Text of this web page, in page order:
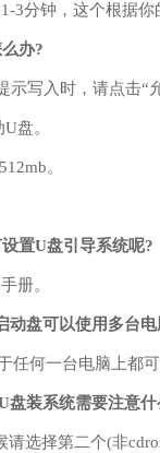
3分钟，这个根据你
办?
写入时，请点击“
盘。
。
置U盘引导系统呢?
册。
动盘可以使用多台电
任何一台电脑上都
盘装系统需要注意什
选择第二个(非